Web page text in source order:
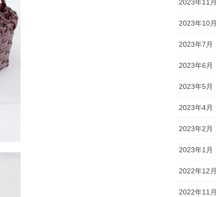
2023年11月
2023年10月
2023年7月
2023年6月
2023年5月
2023年4月
2023年2月
2023年1月
2022年12月
2022年11月